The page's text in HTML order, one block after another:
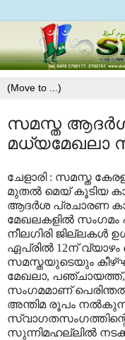
സമസ്ത
മധ്യമേഖലാ
ചേളാരി : സമസ്ത
മുതല്‍ മെയ് കൂടിയ
ആദര്‍ശ പ്രചാരണ
മേഖലകളില്‍ സംഗമം
നീലഗിരി ജില്ലകള്‍
ഏപ്രില്‍ 12ന് വ്യാഴം
സമസ്തയുടെയും
മേഖലാ,
സംഗമമാണ്
അന്തിമ രൂപം
സുന്നിമഹല്ലില്‍